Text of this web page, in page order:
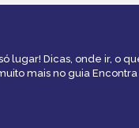
lugar! Dicas, onde ir, o
mais no guia Encontra